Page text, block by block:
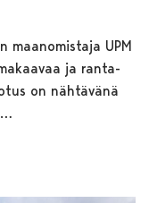
maanomistaja UPM
ja ranta-
on nähtävänä